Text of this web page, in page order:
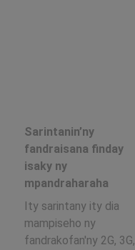
Sarintanin’ny
fandraisana finday
isaky ny
mpandraharaha
Ity sarintany ity dia
mampiseho ny
fandrakofan'ny 2G, 3G,